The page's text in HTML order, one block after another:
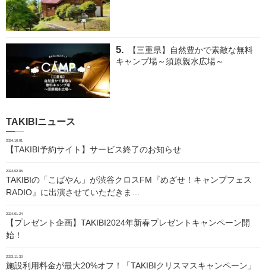
【三重県】自然豊かで素敵な無料
キャンプ場～須原親水広場～
TAKIBIニュース
2024.10.01
【TAKIBI予約サイト】サービス終了のお知らせ
2024.02.06
TAKIBIの「こばやん」が渋谷クロスFM『めざせ！キャンプフェス
RADIO』に出演させていただきま…
2024.01.24
【プレゼント企画】TAKIBI2024年新春プレゼントキャンペーン開
始！
2023.11.30
施設利用料金が最大20%オフ！「TAKIBIクリスマスキャンペーン」